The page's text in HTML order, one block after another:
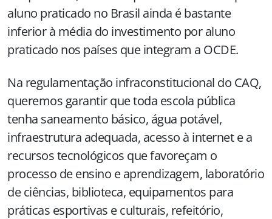
aluno praticado no Brasil ainda é bastante
inferior à média do investimento por aluno
praticado nos países que integram a OCDE.
Na regulamentação infraconstitucional do CAQ,
queremos garantir que toda escola pública
tenha saneamento básico, água potável,
infraestrutura adequada, acesso à internet e a
recursos tecnológicos que favoreçam o
processo de ensino e aprendizagem, laboratório
de ciências, biblioteca, equipamentos para
práticas esportivas e culturais, refeitório,